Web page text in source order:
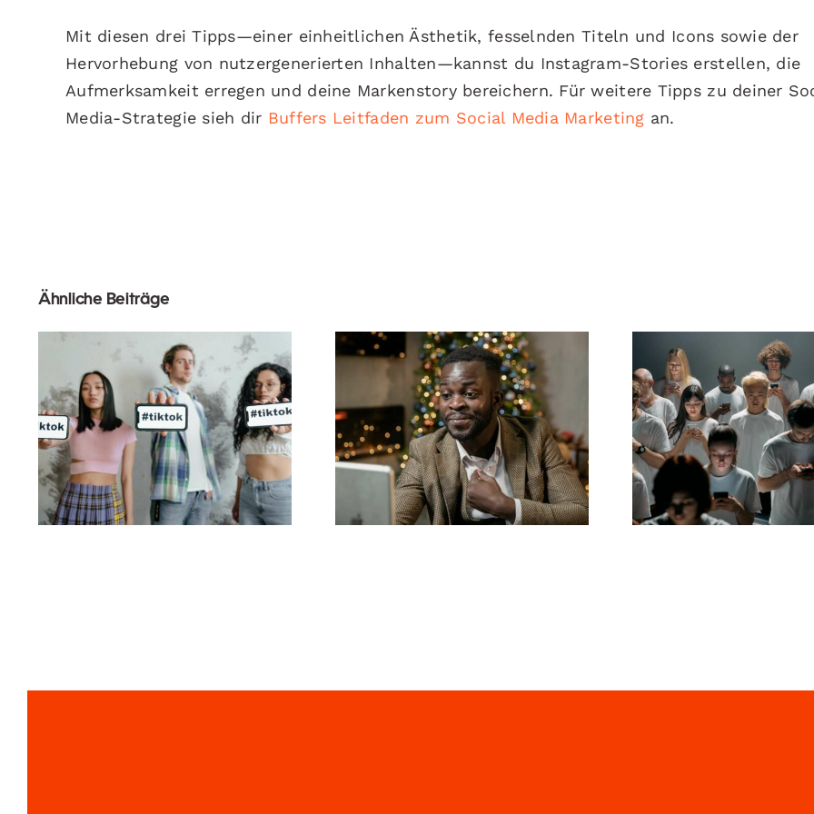
Mit diesen drei Tipps—einer einheitlichen Ästhetik, fesselnden Titeln und Icons sowie der
Hervorhebung von nutzergenerierten Inhalten—kannst du Instagram-Stories erstellen, die
Aufmerksamkeit erregen und deine Markenstory bereichern. Für weitere Tipps zu deiner
Media-Strategie sieh dir Buffers Leitfaden zum Social Media Marketing an.
Ähnliche Beiträge
Die besten Video-
Editing-Apps für
TikTok-Meisterwerke
Wie man Follower auf
LinkedIn ausblendet,
um die Privatsphäre
zu wahren
Tipps zur
Facebook-
die